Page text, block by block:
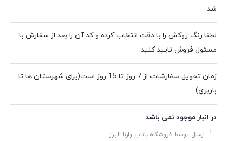
شد
لطفا رنگ روکش را با دقت انتخاب کرده و کد آن را بعد از سفارش با
مسئول فروش تایید کنید
زمان تحویل سفارشات از 7 روز تا 15 روز است(برای شهرستان ها تا
باربری)
در انبار موجود نمی باشد
ارسال توسط فروشگاه باتاب وارنا البرز